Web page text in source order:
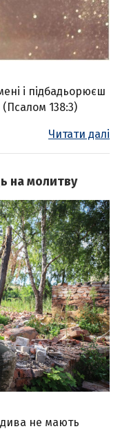
і підбадьорюєш
138:3)
Читати далі
на молитву
не мають